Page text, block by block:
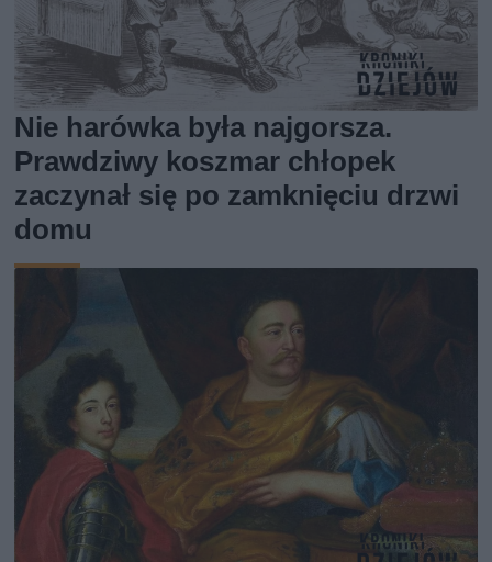
Nie harówka była najgorsza.
Prawdziwy koszmar chłopek
zaczynał się po zamknięciu drzwi
domu